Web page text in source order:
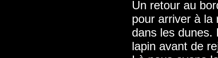
Un retour au
pour arriver à la
dans les dunes.
lapin avant de